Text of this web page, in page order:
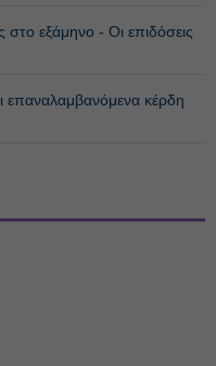
στο εξάμηνο - Οι επιδόσεις
επαναλαμβανόμενα κέρδη